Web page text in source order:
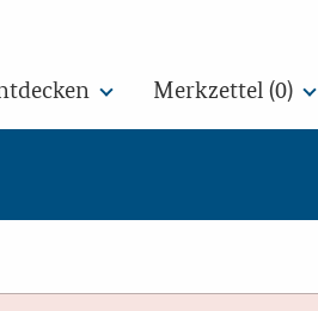
Merkzettel (0)